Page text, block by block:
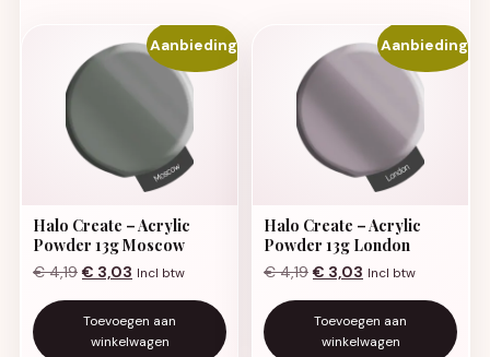
Aanbieding!
Halo Create – Acrylic
Powder 13g Moscow
€4,19 Oorspronkelijke prijs was: € 4,19.
€ 3,03 Huidige prijs is: € 3,03.
Incl btw
Toevoegen aan
winkelwagen
Aanbieding!
Halo Create – Acrylic
Powder 13g London
€4,19 Oorspronkelijke prijs
€ 3,03 Huidige prijs is: €
Incl btw
Toevoegen aan
winkelwagen